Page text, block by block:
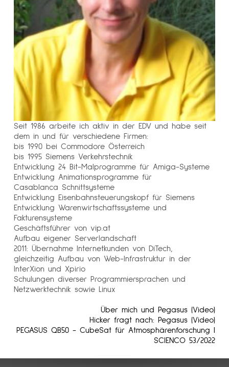
Seit 1986 arbeite ich aktiv in der EDV und habe seit
dem in und für verschiedene Firmen:
bis 1990 bei Commodore Österreich
bis 1995 Siemens Verkehrstechnik
Entwicklung 24 Bit-Malprogramme für Amiga-Systeme
Entwicklung Animationsprogramme für
Casablanca Schnittsysteme
Entwicklung Eisenbahnsteuerungskopf für Siemens
Entwicklung Warenwirtschaftssysteme und
Fakturensysteme
Geschäftsführer von vip.at
Aufbau eigener Serverlandschaft
2011: Übernahme Internetkunden von DiTech,
gleichzeitig Aufbau von Web-Infrastruktur in der
InterXion und Xpirio
Schulungen diverser Programmiersprachen und
Netzwerktechnik sowie Linux
Über mich und Pegasus (Video)
Hicker fragt nach: Pegasus (Video)
PEGASUS QB50 - CubeSat für Atmosphärenforschung |
SCIENCO 53/2022